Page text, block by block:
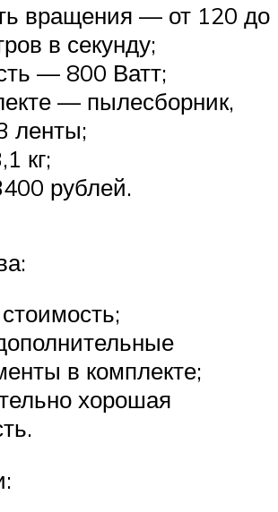
вращения — от 120 до
в секунду;
— 800 Ватт;
— пылесборник,
ленты;
кг;
рублей.
в комплекте;
хорошая